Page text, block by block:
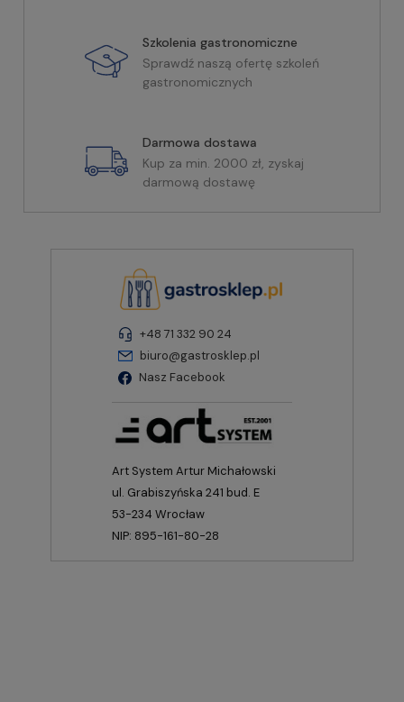
Szkolenia gastronomiczne
Sprawdź naszą ofertę szkoleń
gastronomicznych
Darmowa dostawa
Kup za min. 2000 zł, zyskaj
darmową dostawę
+48 71 332 90 24
biuro@gastrosklep.pl
Nasz Facebook
Art System Artur Michałowski
ul. Grabiszyńska 241 bud. E
53-234 Wrocław
NIP: 895-161-80-28